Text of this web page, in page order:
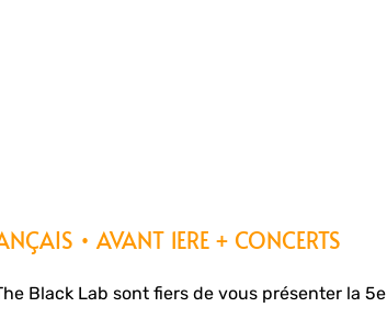
• AVANT 1ERE + CONCERTS
Black Lab sont fiers de vous présenter la 5e